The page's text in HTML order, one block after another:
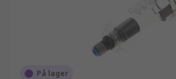
På lager